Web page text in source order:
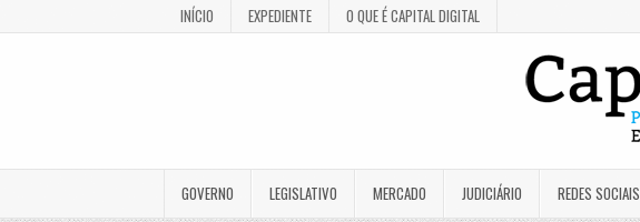
INÍCIO EXPEDIENTE O QUE É CAPITAL DIGITAL
GOVERNO LEGISLATIVO MERCADO JUDICIÁRIO REDES SOCIAIS